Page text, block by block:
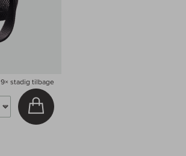
9× stadig tilbage
Læg i kurv